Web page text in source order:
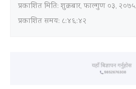
प्रकाशित मिति:शुक्रबार, फाल्गुण ०३, २०७५
प्रकाशित समय: ८:४६:४२